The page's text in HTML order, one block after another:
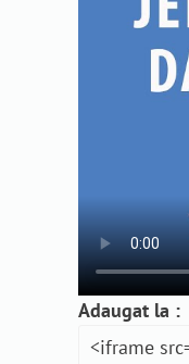
Adaugat la :